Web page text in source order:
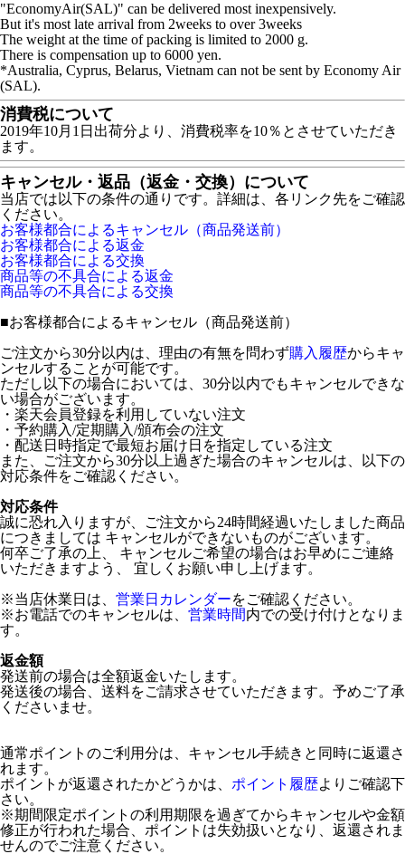
"EconomyAir(SAL)" can be delivered most inexpensively.
But it's most late arrival from 2weeks to over 3weeks
The weight at the time of packing is limited to 2000 g.
There is compensation up to 6000 yen.
*Australia, Cyprus, Belarus, Vietnam can not be sent by Economy Air
(SAL).
消費税について
2019年10月1日出荷分より、消費税率を10％とさせていただき
ます。
キャンセル・返品（返金・交換）について
当店では以下の条件の通りです。詳細は、各リンク先をご確認
ください。
お客様都合によるキャンセル（商品発送前）
お客様都合による返金
お客様都合による交換
商品等の不具合による返金
商品等の不具合による交換
■お客様都合によるキャンセル（商品発送前）
ご注文から30分以内は、理由の有無を問わず購入履歴からキャ
ンセルすることが可能です。
ただし以下の場合においては、30分以内でもキャンセルできな
い場合がございます。
・楽天会員登録を利用していない注文
・予約購入/定期購入/頒布会の注文
・配送日時指定で最短お届け日を指定している注文
また、ご注文から30分以上過ぎた場合のキャンセルは、以下の
対応条件をご確認ください。
対応条件
誠に恐れ入りますが、ご注文から24時間経過いたしました商品
につきましては キャンセルができないものがございます。
何卒ご了承の上、 キャンセルご希望の場合はお早めにご連絡
いただきますよう、 宜しくお願い申し上げます。
※当店休業日は、 営業日カレンダーをご確認ください。
※お電話でのキャンセルは、 営業時間内での受け付けとなりま
す。
返金額
発送前の場合は全額返金いたします。
発送後の場合、送料をご請求させていただきます。予めご了承
くださいませ。
通常ポイントのご利用分は、キャンセル手続きと同時に返還さ
れます。
ポイントが返還されたかどうかは、 ポイント履歴よりご確認下
さい。
※期間限定ポイントの利用期限を過ぎてからキャンセルや金額
修正が行われた場合、ポイントは失効扱いとなり、返還されま
せんのでご注意ください。